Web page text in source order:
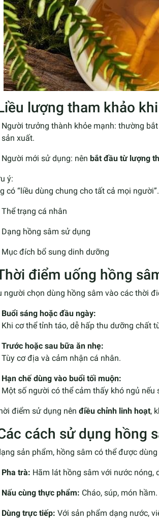
lượng tham khảo
Người trưởng thành khỏe mạnh: thường
sản xuất.
Người mới sử dụng: nên bắt đầu từ lượng
ý:
có “liều dùng chung cho tất cả mọi
Thể trạng cá nhân
Dạng hồng sâm sử dụng
Mục đích bổ sung dinh dưỡng
điểm uống hồng
người chọn dùng hồng sâm vào các thời
Buổi sáng hoặc đầu ngày:
Khi cơ thể tỉnh táo, dễ hấp thu dưỡng chất
Trước hoặc sau bữa ăn nhẹ:
Tùy cơ địa và cảm nhận cá nhân.
Hạn chế dùng vào buổi tối muộn:
Một số người có thể cảm thấy khó ngủ nếu
điểm sử dụng nên điều chỉnh linh hoạt,
cách sử dụng hồng
sản phẩm, hồng sâm có thể được
Pha trà: Hãm lát hồng sâm với nước nóng,
Nấu cùng thực phẩm: Cháo, súp, món hầm.
Dùng trực tiếp: Với sản phẩm dạng nước,